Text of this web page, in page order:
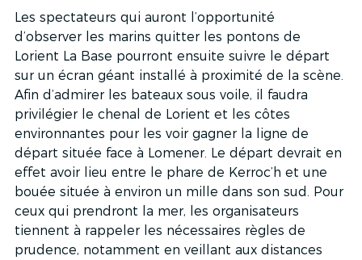
Les spectateurs qui auront l’opportunité
d’observer les marins quitter les pontons de
Lorient La Base pourront ensuite suivre le départ
sur un écran géant installé à proximité de la scène.
Afin d’admirer les bateaux sous voile, il faudra
privilégier le chenal de Lorient et les côtes
environnantes pour les voir gagner la ligne de
départ située face à Lomener. Le départ devrait en
effet avoir lieu entre le phare de Kerroc’h et une
bouée située à environ un mille dans son sud. Pour
ceux qui prendront la mer, les organisateurs
tiennent à rappeler les nécessaires règles de
prudence, notamment en veillant aux distances